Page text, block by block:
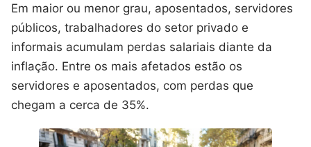
Em maior ou menor grau, aposentados, servidores
públicos, trabalhadores do setor privado e
informais acumulam perdas salariais diante da
inflação. Entre os mais afetados estão os
servidores e aposentados, com perdas que
chegam a cerca de 35%.